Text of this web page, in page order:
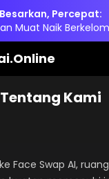
Besarkan, Percepat:
Muat Naik
Tentang Kami
Face Swap AI,